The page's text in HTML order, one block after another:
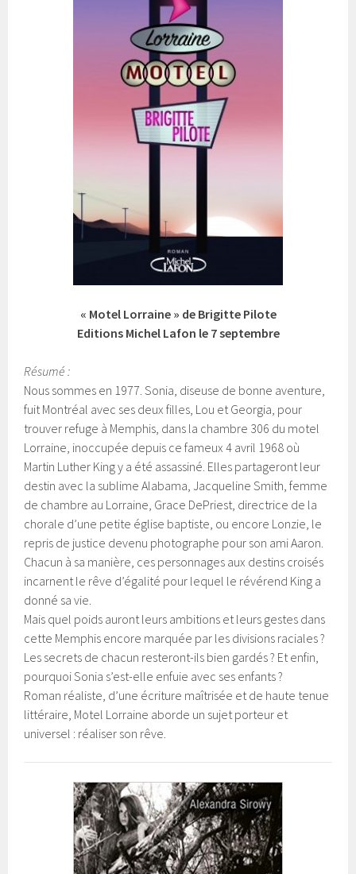
« Motel Lorraine » de Brigitte Pilote
Editions Michel Lafon le 7 septembre
Résumé :
Nous sommes en 1977. Sonia, diseuse de bonne aventure,
fuit Montréal avec ses deux filles, Lou et Georgia, pour
trouver refuge à Memphis, dans la chambre 306 du motel
Lorraine, inoccupée depuis ce fameux 4 avril 1968 où
Martin Luther King y a été assassiné. Elles partageront leur
destin avec la sublime Alabama, Jacqueline Smith, femme
de chambre au Lorraine, Grace DePriest, directrice de la
chorale d’une petite église baptiste, ou encore Lonzie, le
repris de justice devenu photographe pour son ami Aaron.
Chacun à sa manière, ces personnages aux destins croisés
incarnent le rêve d’égalité pour lequel le révérend King a
donné sa vie.
Mais quel poids auront leurs ambitions et leurs gestes dans
cette Memphis encore marquée par les divisions raciales ?
Les secrets de chacun resteront-ils bien gardés ? Et enfin,
pourquoi Sonia s’est-elle enfuie avec ses enfants ?
Roman réaliste, d’une écriture maîtrisée et de haute tenue
littéraire, Motel Lorraine aborde un sujet porteur et
universel : réaliser son rêve.